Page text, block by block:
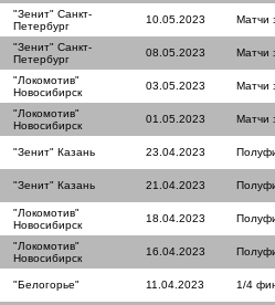
"Зенит" Санкт-
Петербург
10.05.2023 Матчи
"Зенит" Санкт-
Петербург
08.05.2023 Матчи
"Локомотив"
Новосибирск
03.05.2023 Матчи
"Локомотив"
Новосибирск
01.05.2023 Матчи
"Зенит" Казань 23.04.2023
"Зенит" Казань 21.04.2023
"Локомотив"
Новосибирск
18.04.2023
"Локомотив"
Новосибирск
16.04.2023
"Белогорье" 11.04.2023 1/4